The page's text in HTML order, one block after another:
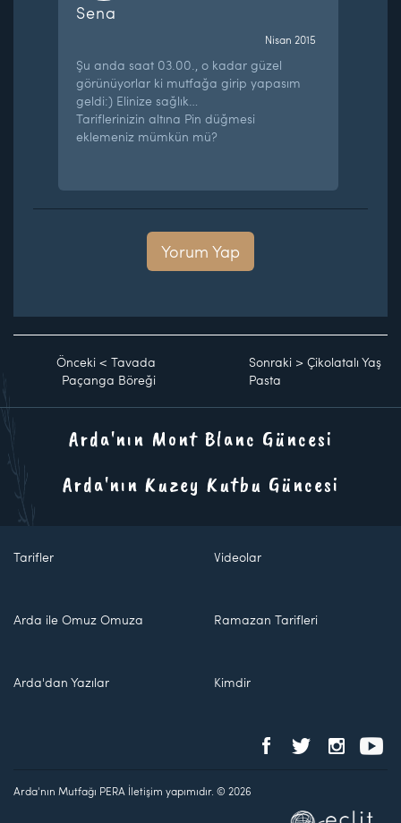
Sena
Nisan 2015
Şu anda saat 03.00., o kadar güzel
görünüyorlar ki mutfağa girip yapasım
geldi:) Elinize sağlık…
Tariflerinizin altına Pin düğmesi
eklemeniz mümkün mü?
Yorum Yap
Önceki < Tavada
Paçanga Böreği
Sonraki >Çikolatalı Yaş
Pasta
Arda'nın Mont Blanc Güncesi
Arda'nın Kuzey Kutbu Güncesi
Tarifler Videolar
Arda ile Omuz Omuza Ramazan Tarifleri
Arda'dan Yazılar Kimdir
Arda'nın Mutfağı PERA İletişim yapımıdır. © 2026